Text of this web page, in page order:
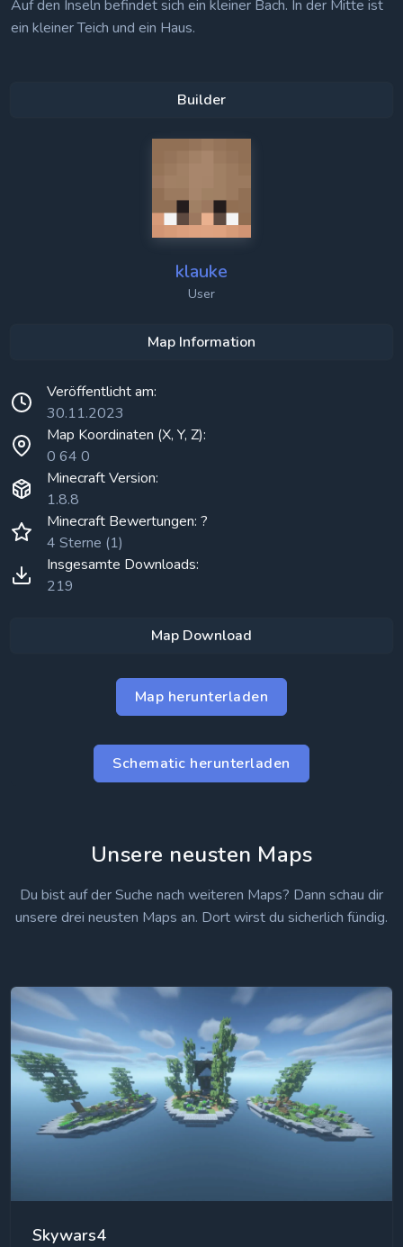
Auf den Inseln befindet sich ein kleiner Bach. In der Mitte ist
ein kleiner Teich und ein Haus.
Builder
klauke
User
Map Information
Veröffentlicht am:
30.11.2023
Map Koordinaten (X, Y, Z):
0 64 0
Minecraft Version:
1.8.8
Minecraft Bewertungen: ?
4 Sterne (1)
Insgesamte Downloads:
219
Map Download
Map herunterladen
Schematic herunterladen
Unsere neusten Maps
Du bist auf der Suche nach weiteren Maps? Dann schau dir
unsere drei neusten Maps an. Dort wirst du sicherlich fündig.
Skywars4